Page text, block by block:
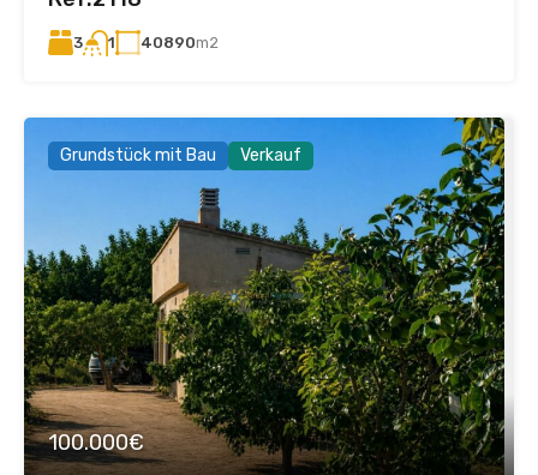
3 1 40890m2
Grundstück mit Bau Verkauf
100.000€